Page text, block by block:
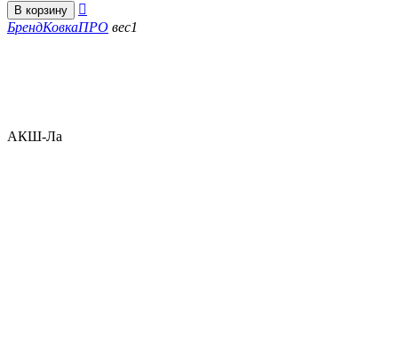
В корзину

БрендКовкаПРО вес1
АКШ-Ла